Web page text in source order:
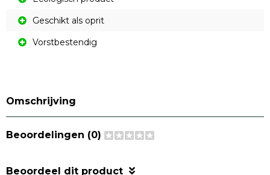
Geschikt als oprit
Vorstbestendig
Omschrijving
Beoordelingen (0)
Beoordeel dit product